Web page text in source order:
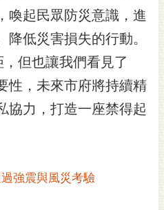
喚起民眾防災意識，進
低災害損失的行動。
但也讓我們看見了
性，未來市府將持續精
協力，打造一座禁得起
強震與風災考驗